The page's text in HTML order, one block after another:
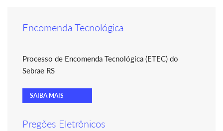
Encomenda Tecnológica
Processo de Encomenda Tecnológica (ETEC) do
Sebrae RS
SAIBA MAIS
Pregões Eletrônicos